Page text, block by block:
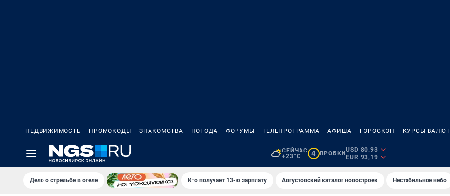
НЕДВИЖИМОСТЬ ПРОМОКОДЫ ЗНАКОМСТВА ПОГОДА ФОРУМЫ ТЕЛЕПРОГРАММА АФИША ГОРОСКОП КУРСЫ ВАЛЮТ
СЕЙЧАС
+23°C
4 ПРОБКИ
USD 80,93
EUR 93,19
Дело о стрельбе в отеле Кто получает 13-ю зарплату Августовский каталог новостроек Нестабильное небо